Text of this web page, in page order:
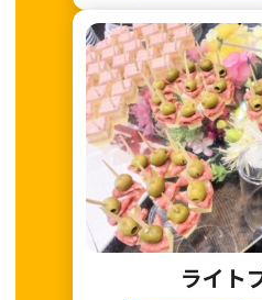
ライト